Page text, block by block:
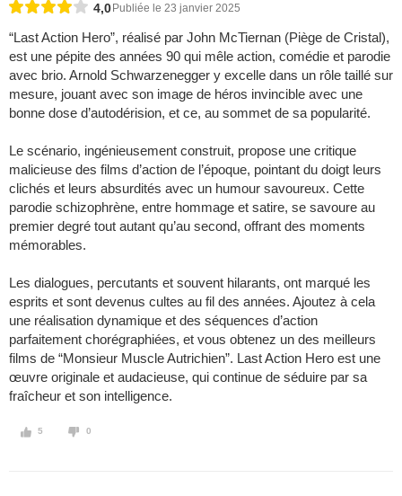
4,0 Publiée le 23 janvier 2025
“Last Action Hero”, réalisé par John McTiernan (Piège de Cristal),
est une pépite des années 90 qui mêle action, comédie et parodie
avec brio. Arnold Schwarzenegger y excelle dans un rôle taillé sur
mesure, jouant avec son image de héros invincible avec une
bonne dose d’autodérision, et ce, au sommet de sa popularité.
Le scénario, ingénieusement construit, propose une critique
malicieuse des films d’action de l’époque, pointant du doigt leurs
clichés et leurs absurdités avec un humour savoureux. Cette
parodie schizophrène, entre hommage et satire, se savoure au
premier degré tout autant qu’au second, offrant des moments
mémorables.
Les dialogues, percutants et souvent hilarants, ont marqué les
esprits et sont devenus cultes au fil des années. Ajoutez à cela
une réalisation dynamique et des séquences d’action
parfaitement chorégraphiées, et vous obtenez un des meilleurs
films de “Monsieur Muscle Autrichien”. Last Action Hero est une
œuvre originale et audacieuse, qui continue de séduire par sa
fraîcheur et son intelligence.
5 0